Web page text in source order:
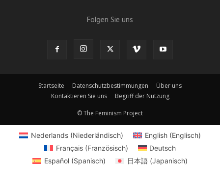
Folgen Sie uns
Startseite Datenschutzbestimmungen
Über uns
Kontaktieren Sie uns
Begriff der Nutzung
© The Feminism Project
Nederlands (Niederländisch) English(Englisch)
Français(Französisch)
Deutsch
Español (Spanisch) 日本語(Japanisch)